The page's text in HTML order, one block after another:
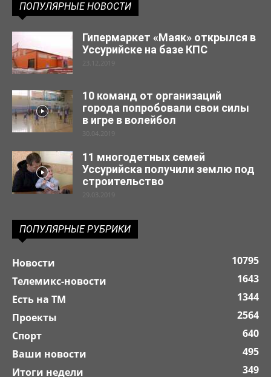
ПОПУЛЯРНЫЕ НОВОСТИ
Гипермаркет «Маяк» открылся в
Уссурийске на базе КПС
23.12.2019
10 команд от организаций
города попробовали свои силы
в игре в волейбол
30.04.2019
11 многодетных семей
Уссурийска получили землю под
строительство
29.03.2019
ПОПУЛЯРНЫЕ РУБРИКИ
Новости
10795
Телемикс-новости
1643
Есть на ТМ
1344
Проекты
2564
Спорт
640
Ваши новости
495
Итоги недели
349